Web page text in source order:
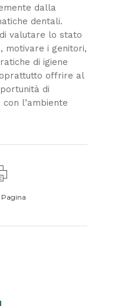
dalla
dentali.
valutare lo stato
motivare i genitori,
di igiene
offrire al
di
l’ambiente